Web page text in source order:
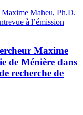
Maxime
de Ménière dans
recherche de